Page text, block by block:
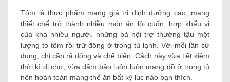
Tôm là thực phẩm mang giá trị dinh dưỡng cao, mang
thiết chế trở thành nhiều món ăn lôi cuốn, hợp khẩu vị
của khá nhiều người. những bà nội trợ thường tậu một
lượng to tôm rồi trữ đông ở trong tủ lạnh. Với mỗi lần sử
dụng, chỉ cần rã đông và chế biến. Cách này vừa tiết kiệm
thời kì đi chợ, vừa đảm bảo luôn luôn mang đồ ở trong tủ
nên hoàn toàn mang thể ăn bất kỳ lúc nào bạn thích.